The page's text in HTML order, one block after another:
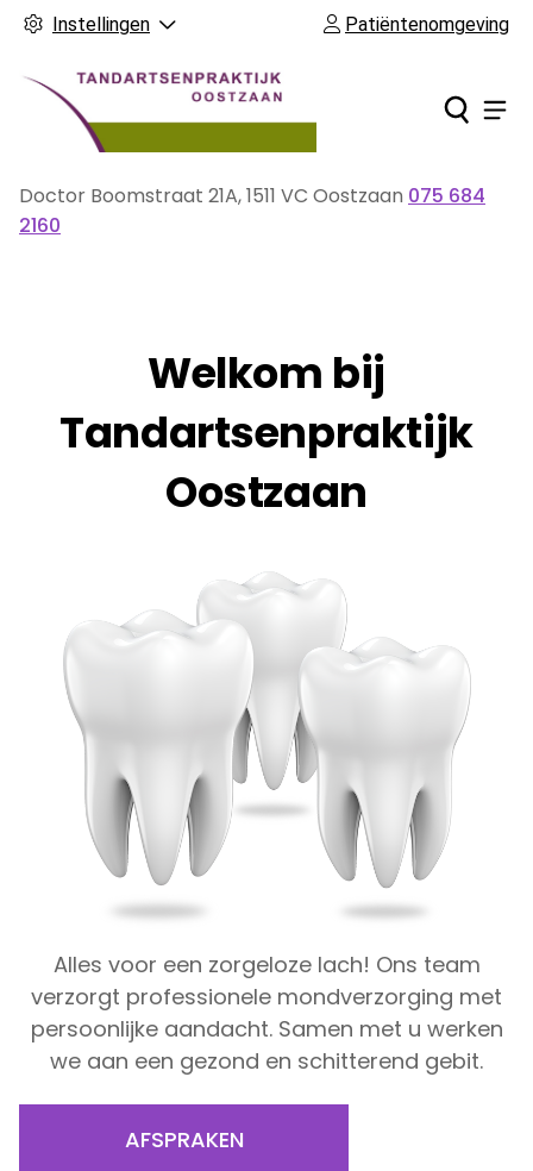
Instellingen Patiëntenomgeving
Doctor Boomstraat 21A,1511 VC Oostzaan Tel:
075 684
2160
Welkom bij
Tandartsenpraktijk
Oostzaan
Alles voor een zorgeloze lach! Ons team
verzorgt professionele mondverzorging met
persoonlijke aandacht. Samen met u werken
we aan een gezond en schitterend gebit.
AFSPRAKEN